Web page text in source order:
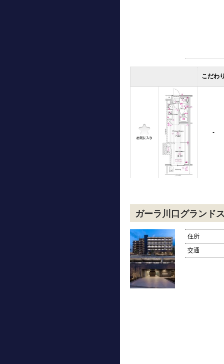
こだわ
-
ガーラ川口グランド
住所
交通